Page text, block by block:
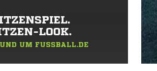
LOOK.
UM FUSSBALL.DE